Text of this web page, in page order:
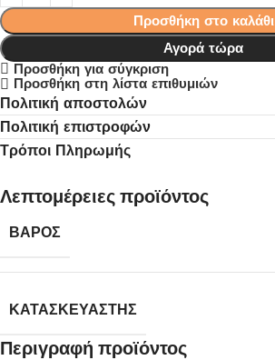
Προσθήκη στο καλάθι
Αγορά τώρα
Προσθήκη για σύγκριση
Προσθήκη στη λίστα επιθυμιών
Πολιτική αποστολών
Πολιτική επιστροφών
Τρόποι Πληρωμής
Λεπτομέρειες προϊόντος
ΒΆΡΟΣ
ΚΑΤΑΣΚΕΥΑΣΤΉΣ
Περιγραφή προϊόντος